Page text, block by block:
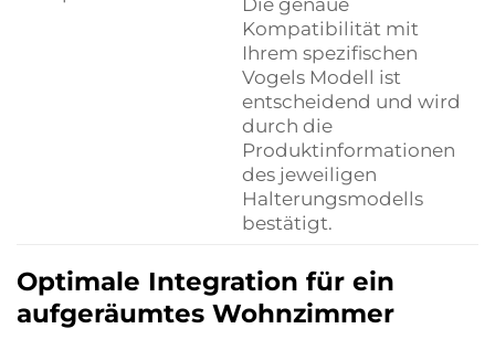
Kompatibilität mit
Ihrem spezifischen
Vogels Modell ist
entscheidend und wird
durch die
Produktinformationen
des jeweiligen
Halterungsmodells
bestätigt.
Optimale Integration für ein
aufgeräumtes Wohnzimmer